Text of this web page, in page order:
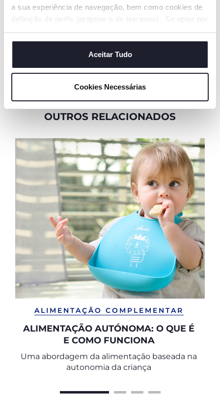
a sua experiência de navegação, bem como cookies de
definição de perfis (próprios e de terceiros). Se optar por
“aceitar todos” está a consentir na utilização de todos os
cookies. Se quiser saber mais, alterar ou revogar o
consentimento de todos ou de alguns cookies, clique em
"mostrar detalhes". Ao fechar este aviso, está a
são necessários e essenciais para garantir o
funcionamento desta página.
Aceitar Tudo
Cookies Necessárias
E-mail
Li e aceito os termos daPolítica de Privacidade
OUTROS RELACIONADOS
ALIMENTAÇÃO COMPLEMENTAR
ALIMENTAÇÃO AUTÓNOMA: O QUE É
E COMO FUNCIONA
Uma abordagem da alimentação baseada na
autonomia da criança